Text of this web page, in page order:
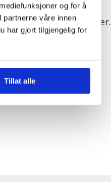
og for å
våre innen
har gjort tilgjengelig for
Tillat alle
der ute. Min bønn til
de sier det de mener.
Erik Sandøy sine
han mener utsetter